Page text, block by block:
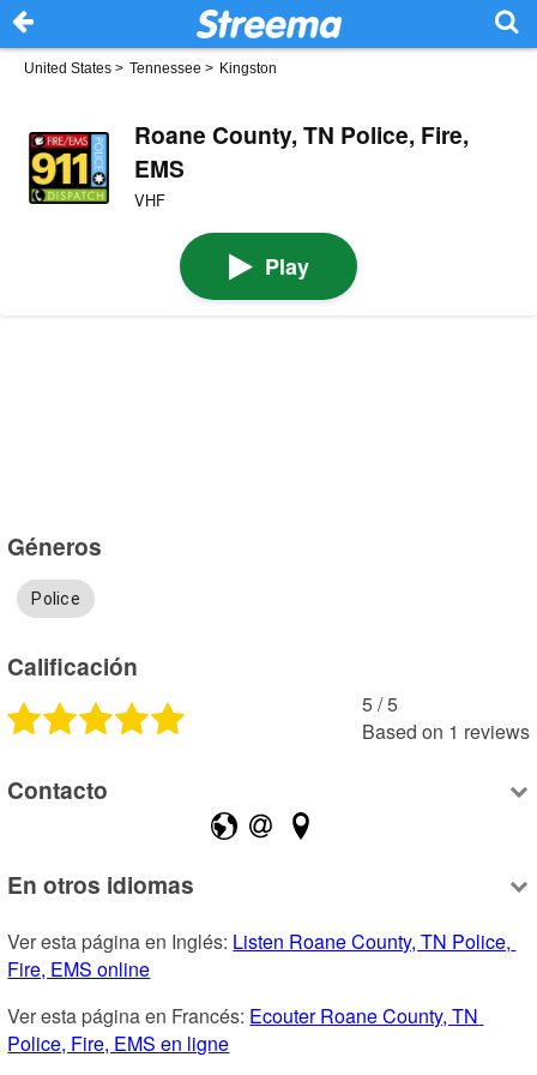
United States > Tennessee > Kingston
Roane County, TN Police, Fire,
EMS
VHF
Play
Géneros
Police
Calificación
5 /5
Based on 1 reviews
Contacto
En otros idiomas
Ver esta página en Inglés: Listen Roane County, TN Police,
Fire, EMS online
Ver esta página en Francés: Ecouter Roane County, TN
Police, Fire, EMS en ligne